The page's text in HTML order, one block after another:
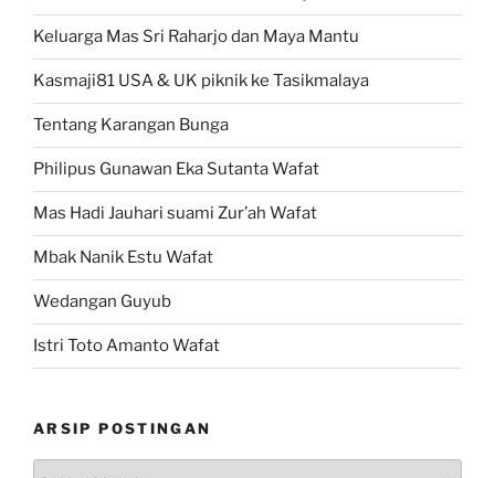
Keluarga Mas Sri Raharjo dan Maya Mantu
Kasmaji81 USA & UK piknik ke Tasikmalaya
Tentang Karangan Bunga
Philipus Gunawan Eka Sutanta Wafat
Mas Hadi Jauhari suami Zur’ah Wafat
Mbak Nanik Estu Wafat
Wedangan Guyub
Istri Toto Amanto Wafat
ARSIP POSTINGAN